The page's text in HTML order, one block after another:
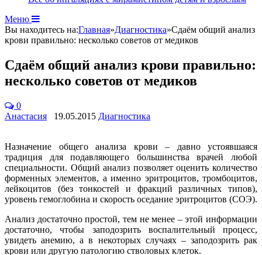
Меню
Вы находитесь на:Главная»Диагностика»Сдаём общий анализ
крови правильно: несколько советов от медиков
Сдаём общий анализ крови правильно:
несколько советов от медиков
0
Анастасия
19.05.2015 Диагностика
Назначение общего анализа крови – давно устоявшаяся
традиция для подавляющего большинства врачей любой
специальности. Общий анализ позволяет оценить количество
форменных элементов, а именно эритроцитов, тромбоцитов,
лейкоцитов (без тонкостей и фракций различных типов),
уровень гемоглобина и скорость оседание эритроцитов (СОЭ).
Анализ достаточно простой, тем не менее – этой информации
достаточно, чтобы заподозрить воспалительный процесс,
увидеть анемию, а в некоторых случаях – заподозрить рак
крови или другую патологию стволовых клеток.